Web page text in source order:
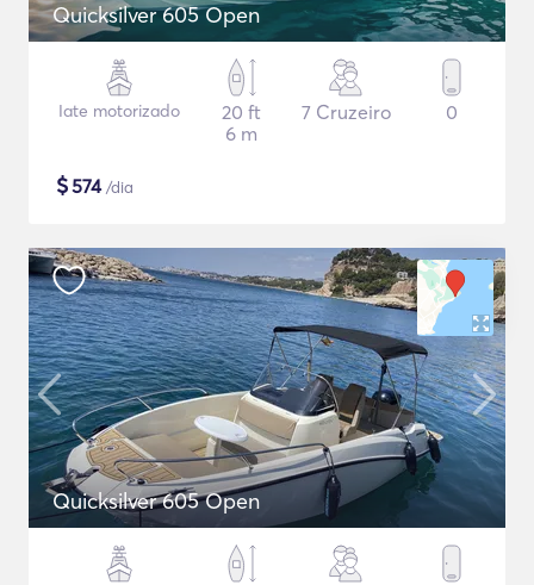
Quicksilver 605 Open
Iate motorizado
20 ft
6 m
7 Cruzeiro 0
$574/dia
Quicksilver 605 Open